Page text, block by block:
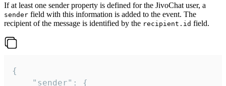
If at least one sender property is defined for the JivoChat user, a
sender field with this information is added to the event. The
recipient of the message is identified by the recipient.id field.
{